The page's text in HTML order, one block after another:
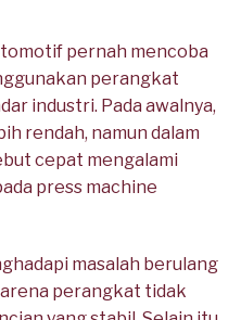
pernah mencoba
perangkat
industri. Pada awalnya,
rendah, namun dalam
cepat mengalami
press machine
masalah berulang
perangkat tidak